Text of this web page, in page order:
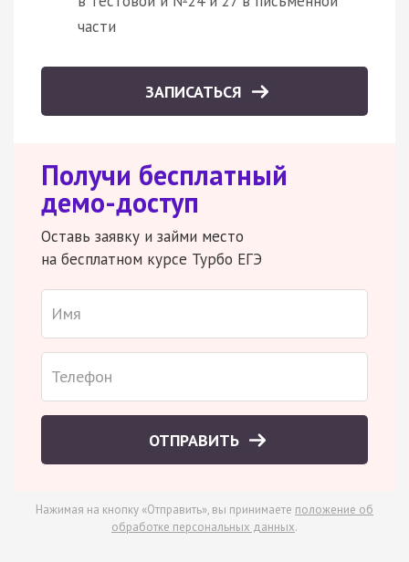
части
ЗАПИСАТЬСЯ
Получи бесплатный
демо-доступ
Оставь заявку и займи место
на бесплатном курсе Турбо ЕГЭ
ОТПРАВИТЬ
Нажимая на кнопку «Отправить», вы принимаете положение об
обработке персональных данных.